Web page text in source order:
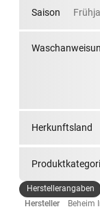
Saison
Herkunftsland
Herstellerangaben
Hersteller
Beheim